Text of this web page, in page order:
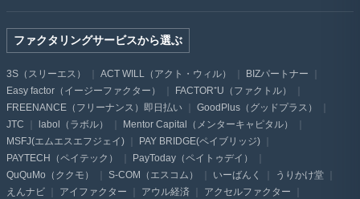
ファクタリングサービスから選ぶ
3S（スリーエス） ACT WILL（アクト・ウィル）
BIZパートナー
Easy factor（イージーファクター）
FACTOR⁺U（ファクトル）
FREENANCE（フリーナンス）即日払い
GoodPlus（グッドプラス）
JTC
labol（ラボル）
Mentor Capital（メンターキャピタル）
MSFJ(エムエスエフジェイ)
PAY BRIDGE(ペイブリッジ)
PAYTECH（ペイテック）
PayToday（ペイトゥデイ）
QuQuMo（ククモ）
S-COM（エスコム） いーばんく
うりかけ堂
えんナビ
アイファクター アウル経済
アクセルファクター